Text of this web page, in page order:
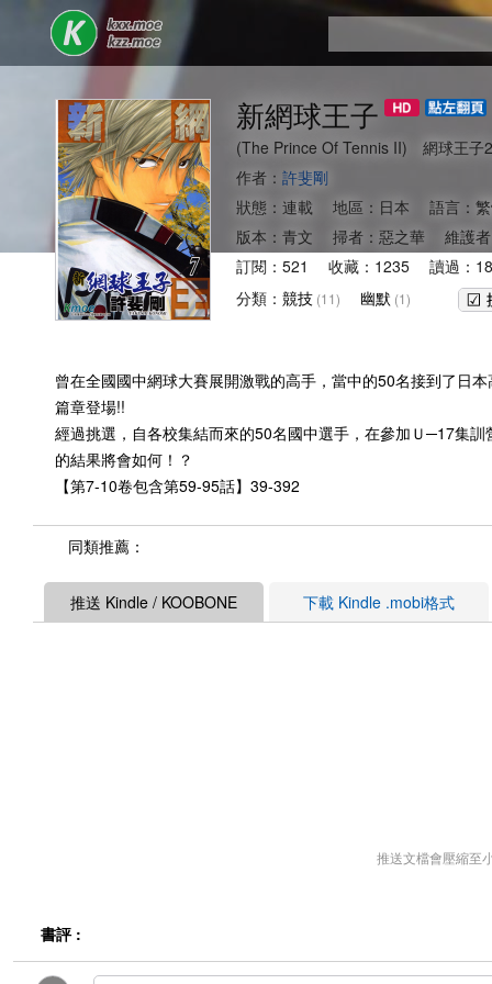
新網球王子
(The Prince Of Tennis II) 網球王子
作者： 許斐剛
狀態：連載 地區：日本 語言：
版本：青文 掃者：惡之華 維護
訂閱：521 收藏：1235 讀過：
分類： 競技 (11) 幽默 (1)
曾在全國國中網球大賽展開激戰的高手，當中的50名接到了日
篇章登場!!
經過挑選，自各校集結而來的50名國中選手，在參加Ｕ─17集
的結果將會如何！？
【第7-10卷包含第59-95話】39-392
同類推薦：
推送 Kindle / KOOBONE 下載 Kindle .mobi格式
推送文檔會壓縮至
書評 :